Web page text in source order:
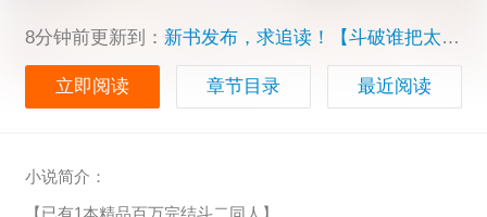
8分钟前更新到： 新书发布，求追读！【斗破谁把太上老君塞我
立即阅读 章节目录 最近阅读
小说简介：
【已有1本精品百万完结斗二同人】